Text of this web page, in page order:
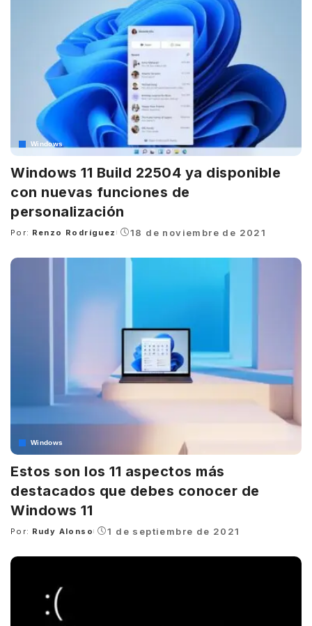
Windows
Windows 11 Build 22504 ya disponible
con nuevas funciones de
personalización
Posted
Por: Renzo Rodríguez 18 de noviembre de 2021
Windows
Estos son los 11 aspectos más
destacados que debes conocer de
Windows 11
Posted
Por: Rudy Alonso 1 de septiembre de 2021